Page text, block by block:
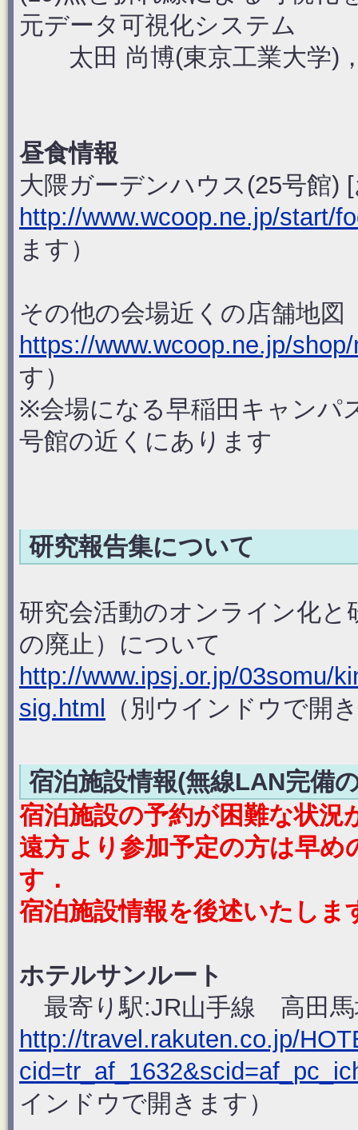
元データ可視化システム
太田 尚博(東京工業大学)，
昼食情報
大隈ガーデンハウス(25号館
http://www.wcoop.ne.jp/start/
ます）
その他の会場近くの店舗地図
https://www.wcoop.ne.jp/
す）
※会場になる早稲田キャンパ
号館の近くにあります
研究報告集について
研究会活動のオンライン化
の廃止）について
http://www.ipsj.or.jp/03somu/
sig.html
（別ウインドウで開
宿泊施設情報(無線LAN完備
宿泊施設の予約が困難な状況
遠方より参加予定の方は早
す．
宿泊施設情報を後述いたし
ホテルサンルート
最寄り駅:JR山手線 高田
http://travel.rakuten.co.jp/
インドウで開きます）